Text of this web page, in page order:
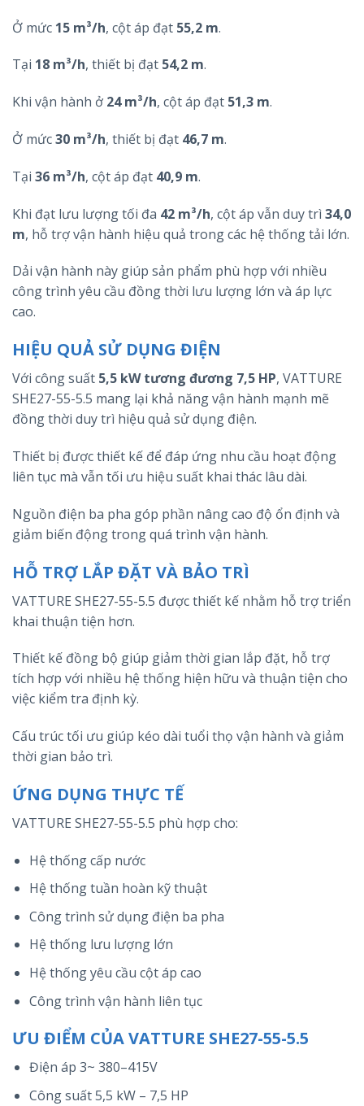
Ở mức 15 m³/h, cột áp đạt 55,2 m.
Tại 18 m³/h, thiết bị đạt 54,2 m.
Khi vận hành ở 24 m³/h, cột áp đạt 51,3 m.
Ở mức30 m³/h, thiết bị đạt 46,7 m.
Tại 36 m³/h, cột áp đạt 40,9 m.
Khi đạt lưu lượng tối đa 42 m³/h, cột áp vẫn duy trì34,0
m, hỗ trợ vận hành hiệu quả trong các hệ thống tải lớn.
Dải vận hành này giúp sản phẩm phù hợp với nhiều
công trình yêu cầu đồng thời lưu lượng lớn và áp lực
cao.
HIỆU QUẢ SỬ DỤNG ĐIỆN
Với công suất 5,5 kW tương đương 7,5 HP, VATTURE
SHE27-55-5.5 mang lại khả năng vận hành mạnh mẽ
đồng thời duy trì hiệu quả sử dụng điện.
Thiết bị được thiết kế để đáp ứng nhu cầu hoạt động
liên tục mà vẫn tối ưu hiệu suất khai thác lâu dài.
Nguồn điện ba pha góp phần nâng cao độ ổn định và
giảm biến động trong quá trình vận hành.
HỖ TRỢ LẮP ĐẶT VÀ BẢO TRÌ
VATTURE SHE27-55-5.5 được thiết kế nhằm hỗ trợ triển
khai thuận tiện hơn.
Thiết kế đồng bộ giúp giảm thời gian lắp đặt, hỗ trợ
tích hợp với nhiều hệ thống hiện hữu và thuận tiện cho
việc kiểm tra định kỳ.
Cấu trúc tối ưu giúp kéo dài tuổi thọ vận hành và giảm
thời gian bảo trì.
ỨNG DỤNG THỰC TẾ
VATTURE SHE27-55-5.5 phù hợp cho:
Hệ thống cấp nước
Hệ thống tuần hoàn kỹ thuật
Công trình sử dụng điện ba pha
Hệ thống lưu lượng lớn
Hệ thống yêu cầu cột áp cao
Công trình vận hành liên tục
ƯU ĐIỂM CỦA VATTURE SHE27-55-5.5
Điện áp 3~ 380–415V
Công suất 5,5 kW – 7,5 HP